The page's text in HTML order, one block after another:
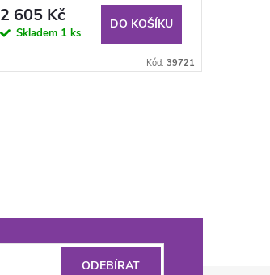
2 605 Kč
Skladem 1 ks
DO KOŠÍKU
Kód: 39721
ODEBÍRAT